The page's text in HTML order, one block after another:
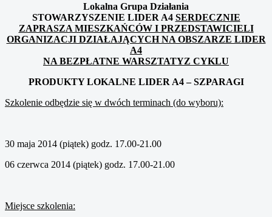
Lokalna Grupa Działania
STOWARZYSZENIE LIDER A4 SERDECZNIE
ZAPRASZA MIESZKAŃCÓW I PRZEDSTAWICIELI
ORGANIZACJI DZIAŁAJĄCYCH NA OBSZARZE LIDER
A4
NA BEZPŁATNE WARSZTATYZ CYKLU
PRODUKTY LOKALNE LIDER A4 – SZPARAGI
Szkolenie odbędzie się w dwóch terminach (do wyboru):
30 maja 2014 (piątek) godz. 17.00-21.00
06 czerwca 2014 (piątek) godz. 17.00-21.00
Miejsce szkolenia: